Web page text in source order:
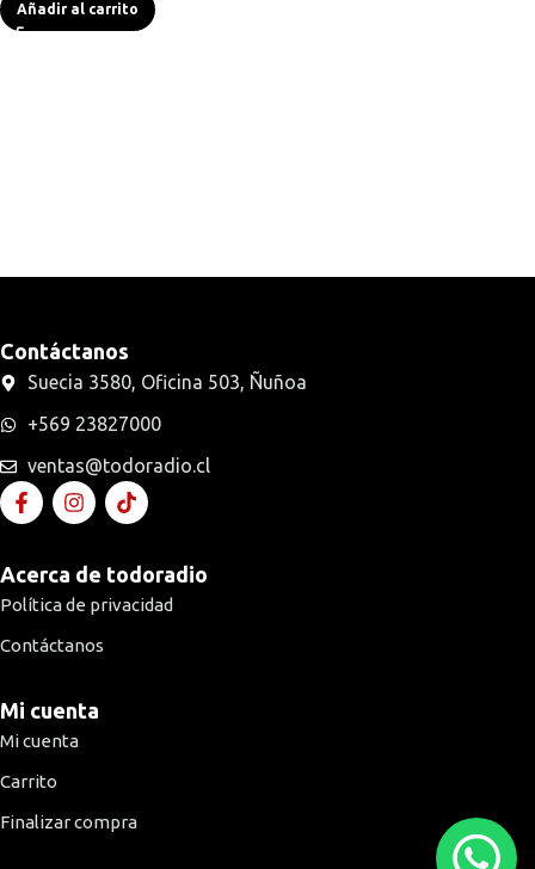
Añadir al carrito
Contáctanos
Suecia 3580, Oficina 503, Ñuñoa
+569 23827000
ventas@todoradio.cl
Acerca de todoradio
Política de privacidad
Contáctanos
Mi cuenta
Mi cuenta
Carrito
Finalizar compra